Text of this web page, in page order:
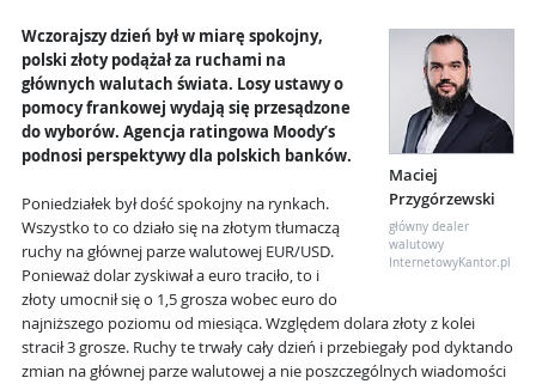
Maciej
Przygórzewski
główny dealer
walutowy
InternetowyKantor.pl
Wczorajszy dzień był w miarę spokojny,
polski złoty podążał za ruchami na
głównych walutach świata. Losy ustawy o
pomocy frankowej wydają się przesądzone
do wyborów. Agencja ratingowa Moody’s
podnosi perspektywy dla polskich banków.
Poniedziałek był dość spokojny na rynkach.
Wszystko to co działo się na złotym tłumaczą
ruchy na głównej parze walutowej EUR/USD.
Ponieważ dolar zyskiwał a euro traciło, to i
złoty umocnił się o 1,5 grosza wobec euro do
najniższego poziomu od miesiąca. Względem dolara złoty z kolei
stracił 3 grosze. Ruchy te trwały cały dzień i przebiegały pod dyktando
zmian na głównej parze walutowej a nie poszczególnych wiadomości